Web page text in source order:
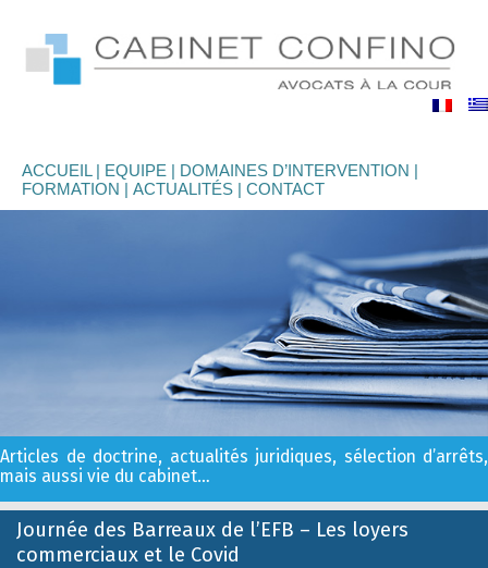
ACCUEIL EQUIPE
DOMAINES D’INTERVENTION
FORMATION
ACTUALITÉS CONTACT
Articles de doctrine, actualités juridiques, sélection d’arrêts,
mais aussi vie du cabinet…
Retrouvez sur cette page la tribune du CABINET CONFINO en
baux commerciaux et immobilier d’entreprise.
Journée des Barreaux de l’EFB – Les loyers
commerciaux et le Covid